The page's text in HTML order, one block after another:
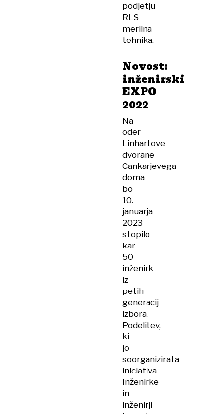
podjetju
RLS
merilna
tehnika.
Novost:
inženirski
EXPO
2022
Na
oder
Linhartove
dvorane
Cankarjevega
doma
bo
10.
januarja
2023
stopilo
kar
50
inženirk
iz
petih
generacij
izbora.
Podelitev,
ki
jo
soorganizirata
iniciativa
Inženirke
in
inženirji